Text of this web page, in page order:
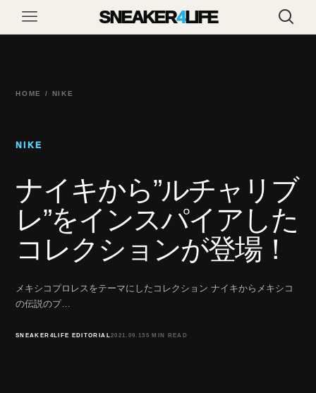
SNEAKER4LIFE
HOME / NIKE
NIKE
ナイキから”ルチャリブ
レ”をインスパイアした
コレクションが登場！
メキシコプロレスをテーマにしたコレクション ナイキからメキシコ
の伝説のプ…
SNEAKER4LIFE EDITORIAL2021.09.13 5 MIN READ